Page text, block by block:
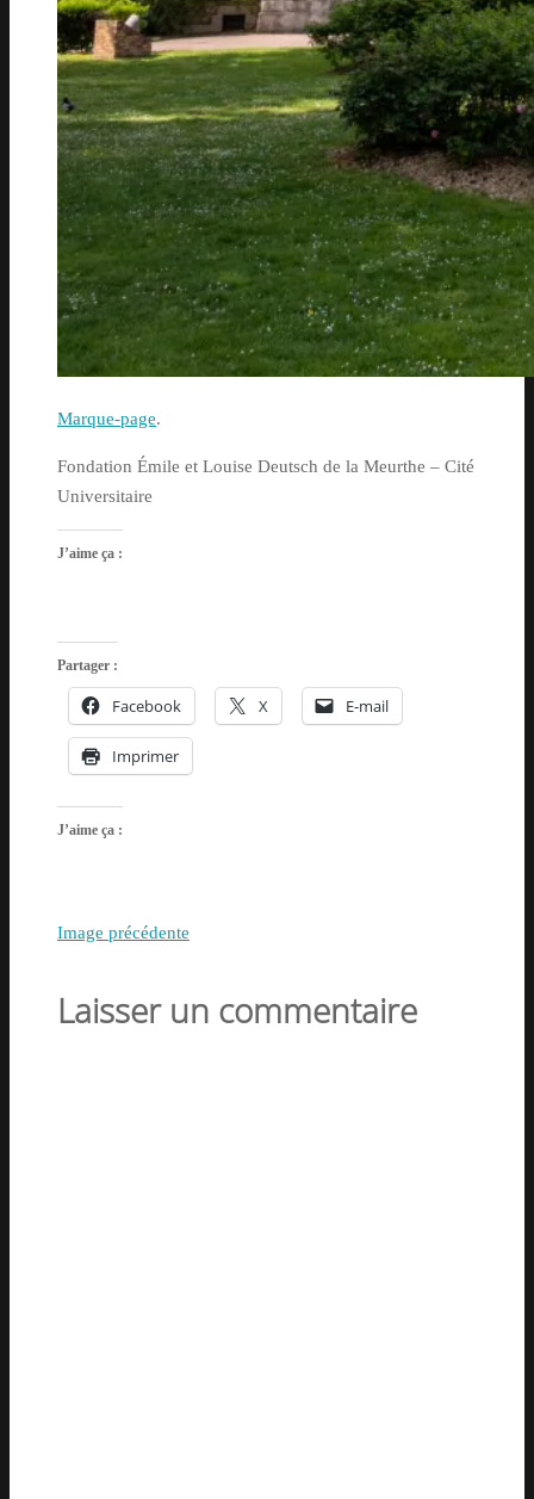
Marque-page.
Fondation Émile et Louise Deutsch de la Meurthe – Cité
Universitaire
J’aime ça :
Partager :
Facebook X E-mail
Imprimer
J’aime ça :
Image précédente
Laisser un commentaire